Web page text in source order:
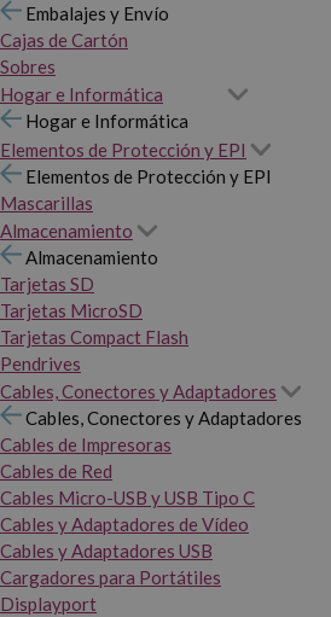
Embalajes y Envío
Cajas de Cartón
Sobres
Hogar e Informática
Hogar e Informática
Elementos de Protección y EPI
Elementos de Protección y EPI
Mascarillas
Almacenamiento
Almacenamiento
Tarjetas SD
Tarjetas MicroSD
Tarjetas Compact Flash
Pendrives
Cables, Conectores y Adaptadores
Cables, Conectores y Adaptadores
Cables de Impresoras
Cables de Red
Cables Micro-USB y USB Tipo C
Cables y Adaptadores de Vídeo
Cables y Adaptadores USB
Cargadores para Portátiles
Displayport